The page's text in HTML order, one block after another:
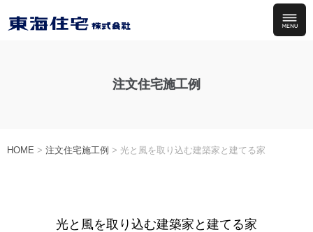
注文住宅施工例
HOME > 注文住宅施工例 > 光と風を取り込む建築家と建てる家
光と風を取り込む建築家と建てる家